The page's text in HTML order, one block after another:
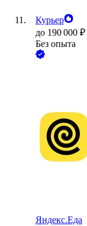
Курьер
до 190 000 ₽
Без опыта
Яндекс.Еда